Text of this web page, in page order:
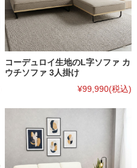
コーデュロイ生地のL字ソファ カ
ウチソファ 3人掛け
¥99,990(税込)